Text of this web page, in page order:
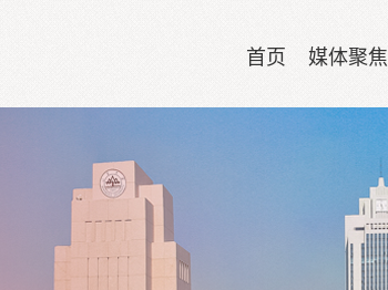
首页 媒体聚焦